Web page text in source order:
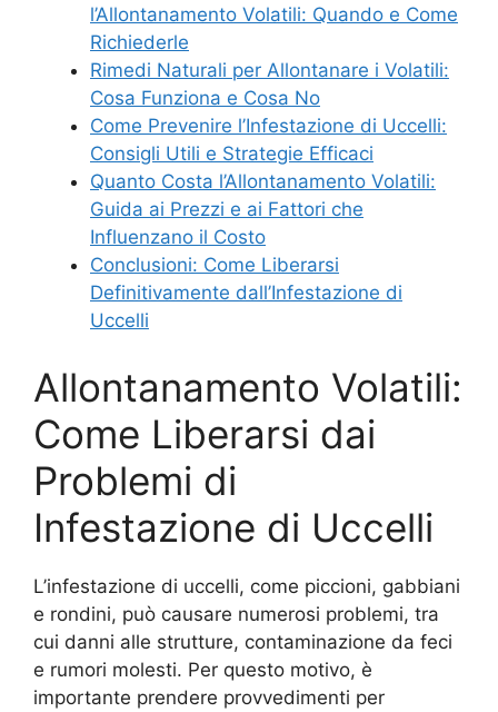
l’Allontanamento Volatili: Quando e Come
Richiederle
Rimedi Naturali per Allontanare i Volatili:
Cosa Funziona e Cosa No
Come Prevenire l’Infestazione di Uccelli:
Consigli Utili e Strategie Efficaci
Quanto Costa l’Allontanamento Volatili:
Guida ai Prezzi e ai Fattori che
Influenzano il Costo
Conclusioni: Come Liberarsi
Definitivamente dall’Infestazione di
Uccelli
Allontanamento Volatili:
Come Liberarsi dai
Problemi di
Infestazione di Uccelli
L’infestazione di uccelli, come piccioni, gabbiani
e rondini, può causare numerosi problemi, tra
cui danni alle strutture, contaminazione da feci
e rumori molesti. Per questo motivo, è
importante prendere provvedimenti per